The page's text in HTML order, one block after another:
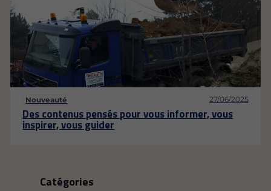
Catégories
Nouveauté 27/06/2025
Des contenus pensés pour vous informer, vous
inspirer, vous guider